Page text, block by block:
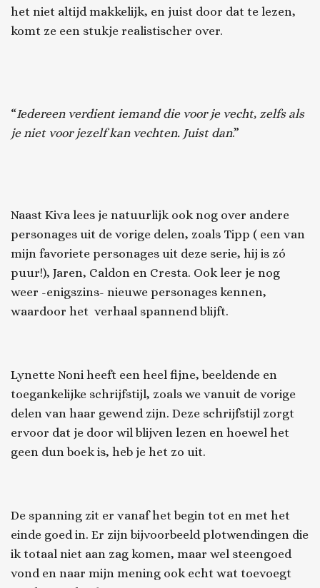
het niet altijd makkelijk, en juist door dat te lezen,
komt ze een stukje realistischer over.
“Iedereen verdient iemand die voor je vecht, zelfs als
je niet voor jezelf kan vechten. Juist dan.”
Naast Kiva lees je natuurlijk ook nog over andere
personages uit de vorige delen, zoals Tipp ( een van
mijn favoriete personages uit deze serie, hij is zó
puur!), Jaren, Caldon en Cresta. Ook leer je nog
weer -enigszins- nieuwe personages kennen,
waardoor het verhaal spannend blijft.
Lynette Noni heeft een heel fijne, beeldende en
toegankelijke schrijfstijl, zoals we vanuit de vorige
delen van haar gewend zijn. Deze schrijfstijl zorgt
ervoor dat je door wil blijven lezen en hoewel het
geen dun boek is, heb je het zo uit.
De spanning zit er vanaf het begin tot en met het
einde goed in. Er zijn bijvoorbeeld plotwendingen die
ik totaal niet aan zag komen, maar wel steengoed
vond en naar mijn mening ook echt wat toevoegt